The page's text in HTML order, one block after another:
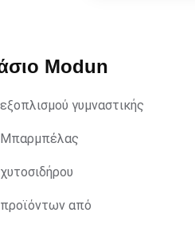
Modun
γυμναστικής
Μπαρμπέλας
από